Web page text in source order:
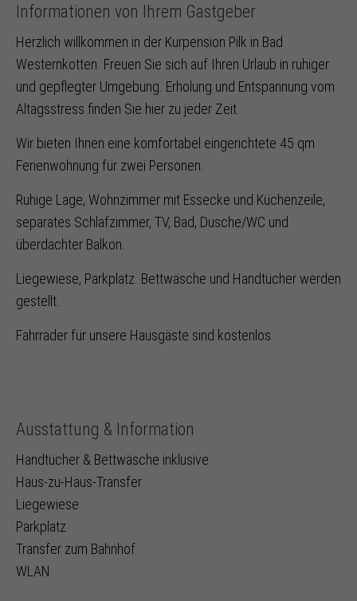
Informationen von Ihrem Gastgeber
Herzlich willkommen in der Kurpension Pilk in Bad
Westernkotten. Freuen Sie sich auf Ihren Urlaub in ruhiger
und gepflegter Umgebung. Erholung und Entspannung vom
Altagsstress finden Sie hier zu jeder Zeit.
Wir bieten Ihnen eine komfortabel eingerichtete 45 qm
Ferienwohnung für zwei Personen.
Ruhige Lage, Wohnzimmer mit Essecke und Küchenzeile,
separates Schlafzimmer, TV, Bad, Dusche/WC und
überdachter Balkon.
Liegewiese, Parkplatz. Bettwäsche und Handtücher werden
gestellt.
Fahrräder für unsere Hausgäste sind kostenlos.
Ausstattung & Information
Handtücher & Bettwäsche inklusive
Haus-zu-Haus-Transfer
Liegewiese
Parkplatz
Transfer zum Bahnhof
WLAN